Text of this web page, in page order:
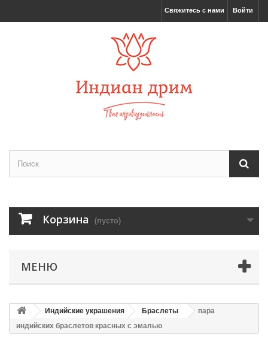
Войти
Свяжитесь с нами
Корзина (пусто)
МЕНЮ
Индийские украшения Браслеты
пара
индийских браслетов красных с эмалью